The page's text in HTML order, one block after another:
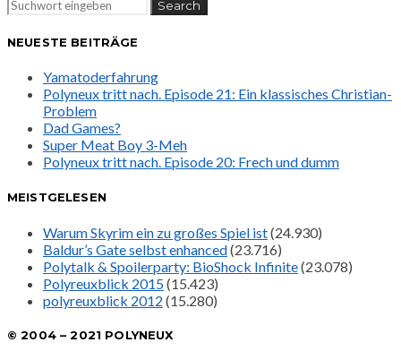
Search
NEUESTE BEITRÄGE
Yamatoderfahrung
Polyneux tritt nach. Episode 21: Ein klassisches Christian-
Problem
Dad Games?
Super Meat Boy 3-Meh
Polyneux tritt nach. Episode 20: Frech und dumm
MEISTGELESEN
Warum Skyrim ein zu großes Spiel ist(24.930)
Baldur’s Gate selbst enhanced(23.716)
Polytalk & Spoilerparty: BioShock Infinite(23.078)
Polyreuxblick 2015(15.423)
polyreuxblick 2012 (15.280)
© 2004 – 2021 POLYNEUX